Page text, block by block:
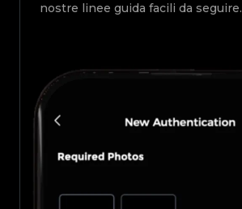
nostre linee guida facili da seguire.